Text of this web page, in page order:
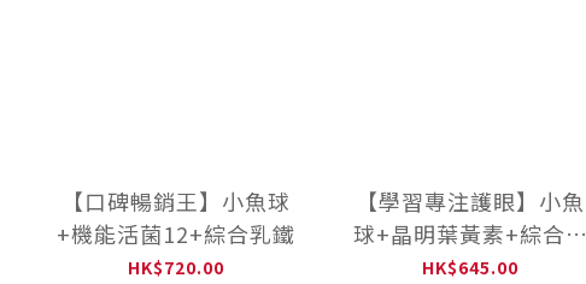
【口碑暢銷王】小魚球
+機能活菌12+綜合乳鐵
HK$720.00
【學習專注護眼】小魚
球+晶明葉黃素+綜合乳
鐵
HK$645.00